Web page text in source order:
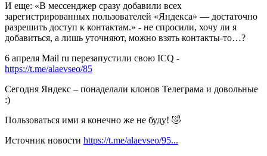
И еще: «В мессенджер сразу добавили всех
зарегистрированных пользователей «Яндекса» — достаточно
разрешить доступ к контактам.» - не спросили, хочу ли я
добавиться, а лишь уточняют, можно взять контакты-то…?
6 апреля Mail ru перезапустили свою ICQ -
https://t.me/alaevseo/85
Сегодня Яндекс – понаделали клонов Телеграма и довольные
:)
Пользоваться ими я конечно же не буду! 🤣
Источник новости https://t.me/alaevseo/95...